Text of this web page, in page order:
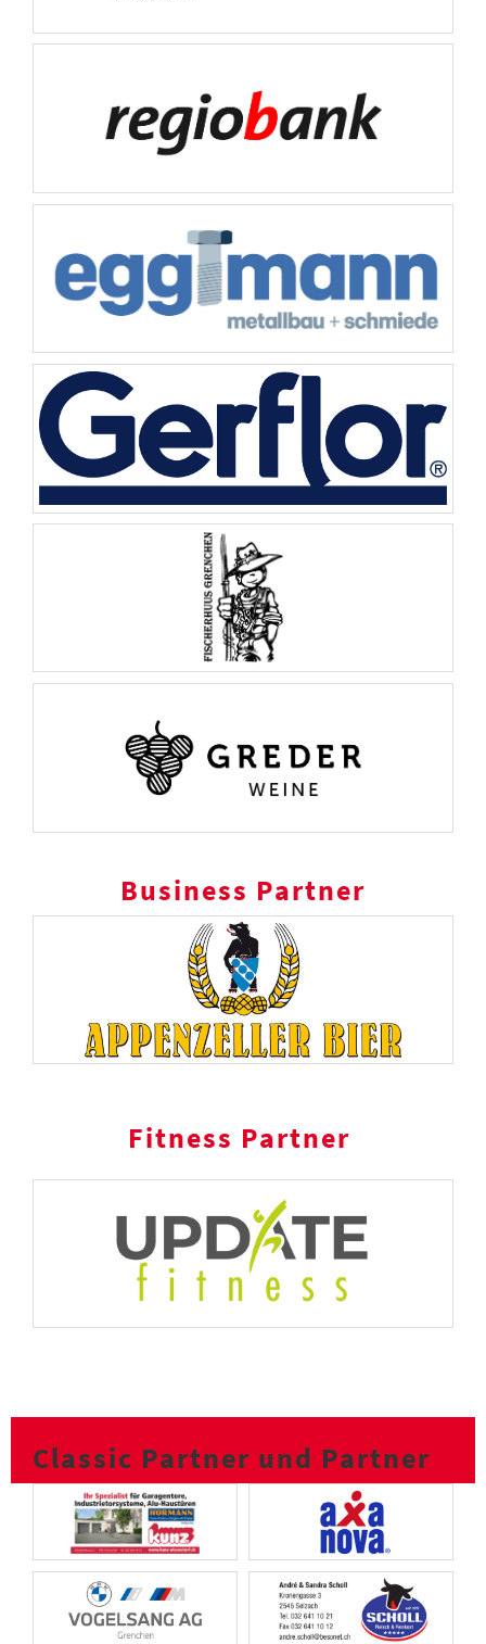
Business Partner
Fitness Partner
Classic Partner und Partner